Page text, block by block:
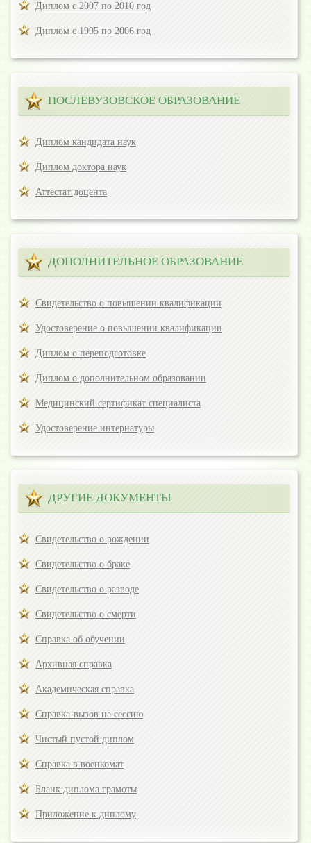
Диплом с 2007 по 2010 год
Диплом с 1995 по 2006 год
ПОСЛЕВУЗОВСКОЕ ОБРАЗОВАНИЕ
Диплом кандидата наук
Диплом доктора наук
Аттестат доцента
ДОПОЛНИТЕЛЬНОЕ ОБРАЗОВАНИЕ
Свидетельство о повышении квалификации
Удостоверение о повышении квалификации
Диплом о переподготовке
Диплом о дополнительном образовании
Медицинский сертификат специалиста
Удостоверение интернатуры
ДРУГИЕ ДОКУМЕНТЫ
Свидетельство о рождении
Свидетельство о браке
Свидетельство о разводе
Свидетельство о смерти
Справка об обучении
Архивная справка
Академическая справка
Справка-вызов на сессию
Чистый пустой диплом
Справка в военкомат
Бланк диплома грамоты
Приложение к диплому